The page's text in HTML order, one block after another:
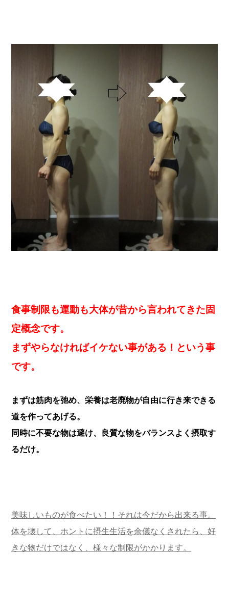
食事制限も運動も大体が昔から言われてきた固
定概念です。
まずやらなければイケない事がある！という事
です。
まずは筋肉を弛め、栄養は老廃物が自由に行き来できる
道を作ってあげる。
同時に不要な物は避け、良質な物をバランスよく摂取す
るだけ。
美味しいものが食べたい！！それは今だから出来る事。
体を壊して、ホントに摂生生活を余儀なくされたら、好
きな物だけではなく、様々な制限がかかります。